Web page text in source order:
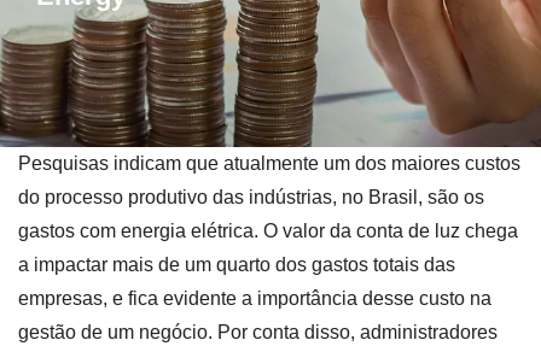
Pesquisas indicam que atualmente um dos maiores custos
do processo produtivo das indústrias, no Brasil, são os
gastos com energia elétrica. O valor da conta de luz chega
a impactar mais de um quarto dos gastos totais das
empresas, e fica evidente a importância desse custo na
gestão de um negócio. Por conta disso, administradores